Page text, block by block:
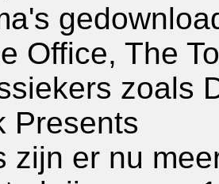
Office, The
zoals
Presents
zijn er nu